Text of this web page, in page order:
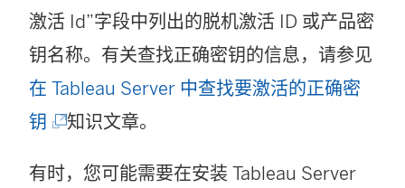
激活 Id”字段中列出的脱机激活 ID 或产品密
钥名称。有关查找正确密钥的信息，请参见
在 Tableau Server 中查找要激活的正确密
钥 (
知识文章。
有时，您可能需要在安装 Tableau Server